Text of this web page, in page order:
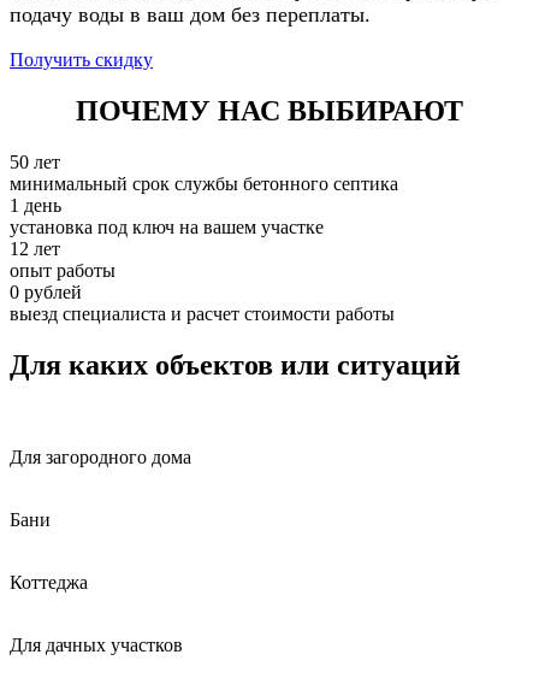
подачу воды в ваш дом без переплаты.
Получить скидку
ПОЧЕМУ НАС ВЫБИРАЮТ
50 лет
минимальный срок службы бетонного септика
1 день
установка под ключ на вашем участке
12 лет
опыт работы
0 рублей
выезд специалиста и расчет стоимости работы
Для каких объектов или ситуаций
Для загородного дома
Бани
Коттеджа
Для дачных участков